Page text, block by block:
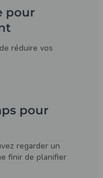
pour
réduire vos
pour
regarder un
finir de planifier